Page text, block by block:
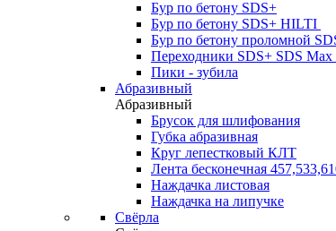
Бур по бетону SDS+
Бур по бетону SDS+ HILTI
Бур по бетону проломной
Переходники SDS+ SDS
Пики - зубила
Абразивный
Абразивный
Брусок для шлифования
Губка абразивная
Круг лепестковый КЛТ
Лента бесконечная
Наждачка листовая
Наждачка на липучке
Свёрла